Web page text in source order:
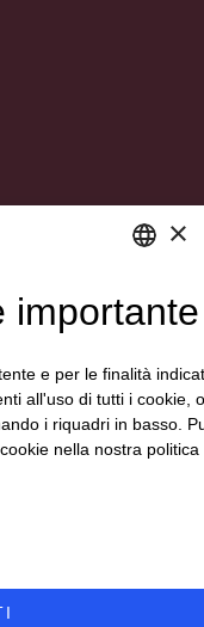
DEFAULT LANGUAGE
ITALIAN
×
importante
e per le finalità
all'uso di tutti i cookie,
i riquadri in basso.
nella nostra politica